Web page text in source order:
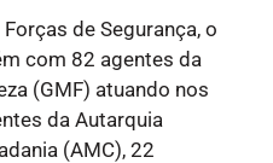
de Segurança, o
com 82 agentes da
(GMF) atuando nos
da Autarquia
(AMC), 22